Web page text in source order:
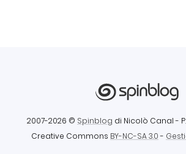
2007-2026 © Spinblog di Nicolò Canal -
Creative Commons BY-NC-SA 3.0-